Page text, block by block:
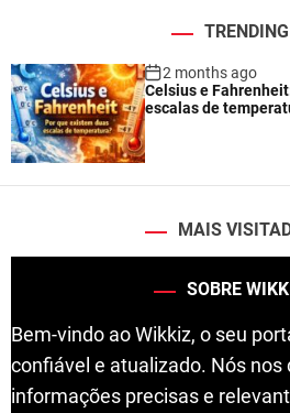
TRENDING
2 months ago
Celsius e
escalas de
MAIS
SOBRE
Bem-vindo ao Wikkiz, o seu
confiável e atualizado. Nós
informações precisas e